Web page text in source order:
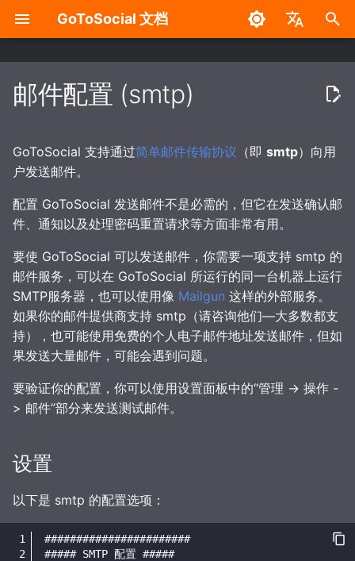
GoToSocial 文档
入
以
始
索
设置
贴文
自定义 CSS（进阶）
密码管理
RSS
迁移
从以前的实例导入帖文
部署注意事项
发行版 裸机
反向代理
NGINX
Caddy 2
WebSocket
创建用户
设置
什么时候发送电子邮件？
自定义
概述
分域部署
缓存
缓存 API 响应
配置 TLS 证书
安全加固
对 GoToSocial 可执行文
防火墙
健康检查
追踪
指标
配置 SQLite 副本
爬虫防护
网络存储上的 SQLite
管理设置面板
新账户注册
域名屏蔽
域名权限订阅
HTTP 请求头过滤模式
Robots.txt
GtS CLI 工具
备份和恢复
媒体缓存
骚扰信息过滤
数据库维护
概述
HTTP 签名
请求限流与速率限制
行为体与行为体属性
帖文及其属性
互动规则
管理
术语表
使用 API 进行身份验证
路由和方法
请求限流
邮件配置 (smtp)
GoToSocial 支持通过简单邮件传输协议 （即 smtp）向用
户发送邮件。
配置 GoToSocial 发送邮件不是必需的，但它在发送确认邮
件、通知以及处理密码重置请求等方面非常有用。
要使 GoToSocial 可以发送邮件，你需要一项支持 smtp 的
邮件服务，可以在 GoToSocial 所运行的同一台机器上运行
SMTP服务器，也可以使用像 Mailgun 这样的外部服务。
如果你的邮件提供商支持 smtp（请咨询他们—大多数都支
持），也可能使用免费的个人电子邮件地址发送邮件，但如
果发送大量邮件，可能会遇到问题。
要验证你的配置，你可以使用设置面板中的“管理 -> 操作 -
> 邮件”部分来发送测试邮件。
设置
以下是 smtp 的配置选项：
#######################
##### SMTP 配置 #####